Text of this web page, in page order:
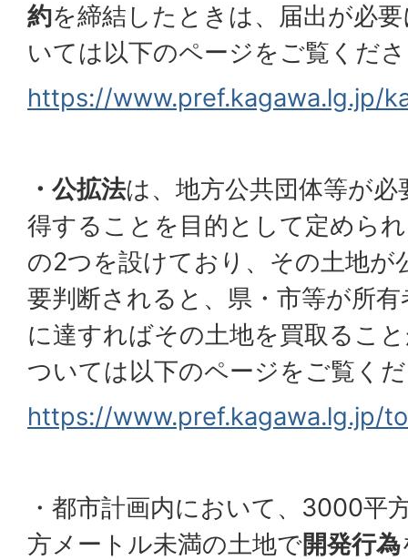
約を締結したときは、届出が必
いては以下のページをご覧くだ
https://www.pref.kagawa.lg.jp/
・公拡法は、地方公共団体等が
得することを目的として定めら
の2つを設けており、その土地が
要判断されると、県・市等が所
に達すればその土地を買取るこ
ついては以下のページをご覧く
https://www.pref.kagawa.lg.jp/
・都市計画内において、3000平
方メートル未満の土地で開発行為